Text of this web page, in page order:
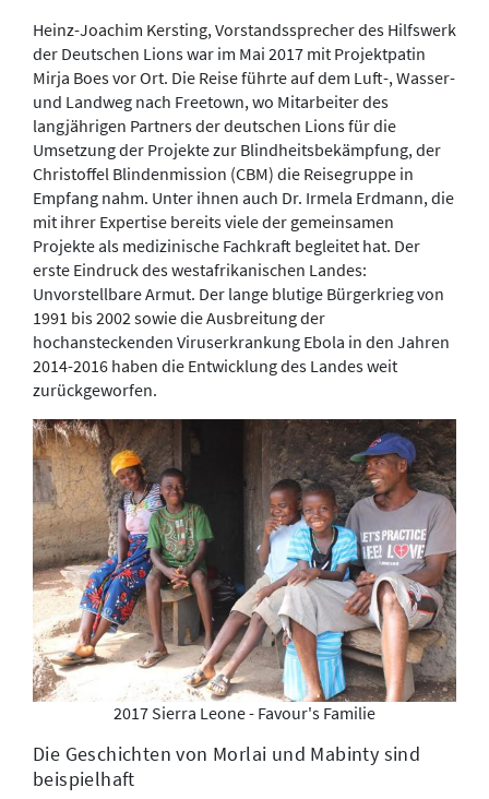
Heinz-Joachim Kersting, Vorstandssprecher des Hilfswerk
der Deutschen Lions war im Mai 2017 mit Projektpatin
Mirja Boes vor Ort. Die Reise führte auf dem Luft-, Wasser-
und Landweg nach Freetown, wo Mitarbeiter des
langjährigen Partners der deutschen Lions für die
Umsetzung der Projekte zur Blindheitsbekämpfung, der
Christoffel Blindenmission (CBM) die Reisegruppe in
Empfang nahm. Unter ihnen auch Dr. Irmela Erdmann, die
mit ihrer Expertise bereits viele der gemeinsamen
Projekte als medizinische Fachkraft begleitet hat. Der
erste Eindruck des westafrikanischen Landes:
Unvorstellbare Armut. Der lange blutige Bürgerkrieg von
1991 bis 2002 sowie die Ausbreitung der
hochansteckenden Viruserkrankung Ebola in den Jahren
2014-2016 haben die Entwicklung des Landes weit
zurückgeworfen.
2017 Sierra Leone - Favour's Familie
Die Geschichten von Morlai und Mabinty sind
beispielhaft